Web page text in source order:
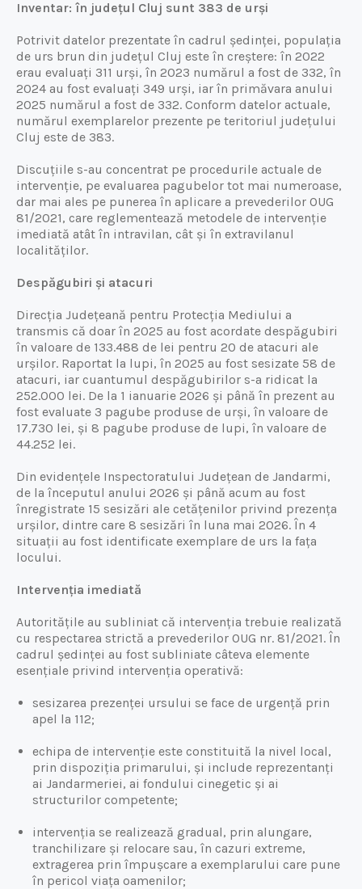
Inventar: în județul Cluj sunt 383 de urși
Potrivit datelor prezentate în cadrul ședinței, populația
de urs brun din județul Cluj este în creștere: în 2022
erau evaluați 311 urși, în 2023 numărul a fost de 332, în
2024 au fost evaluați 349 urși, iar în primăvara anului
2025 numărul a fost de 332. Conform datelor actuale,
numărul exemplarelor prezente pe teritoriul județului
Cluj este de 383.
Discuțiile s-au concentrat pe procedurile actuale de
intervenție, pe evaluarea pagubelor tot mai numeroase,
dar mai ales pe punerea în aplicare a prevederilor OUG
81/2021, care reglementează metodele de intervenție
imediată atât în intravilan, cât și în extravilanul
localităților.
Despăgubiri și atacuri
Direcția Județeană pentru Protecția Mediului a
transmis că doar în 2025 au fost acordate despăgubiri
în valoare de 133.488 de lei pentru 20 de atacuri ale
urșilor. Raportat la lupi, în 2025 au fost sesizate 58 de
atacuri, iar cuantumul despăgubirilor s-a ridicat la
252.000 lei. De la 1 ianuarie 2026 și până în prezent au
fost evaluate 3 pagube produse de urși, în valoare de
17.730 lei, și 8 pagube produse de lupi, în valoare de
44.252 lei.
Din evidențele Inspectoratului Județean de Jandarmi,
de la începutul anului 2026 și până acum au fost
înregistrate 15 sesizări ale cetățenilor privind prezența
urșilor, dintre care 8 sesizări în luna mai 2026. În 4
situații au fost identificate exemplare de urs la fața
locului.
Intervenția imediată
Autoritățile au subliniat că intervenția trebuie realizată
cu respectarea strictă a prevederilor OUG nr. 81/2021. În
cadrul ședinței au fost subliniate câteva elemente
esențiale privind intervenția operativă:
sesizarea prezenței ursului se face de urgență prin
apel la 112;
echipa de intervenție este constituită la nivel local,
prin dispoziția primarului, și include reprezentanți
ai Jandarmeriei, ai fondului cinegetic și ai
structurilor competente;
intervenția se realizează gradual, prin alungare,
tranchilizare și relocare sau, în cazuri extreme,
extragerea prin împușcare a exemplarului care pune
în pericol viața oamenilor;